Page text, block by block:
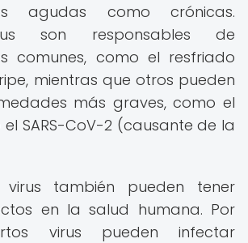
agudas como crónicas.
son responsables de
comunes, como el resfriado
mientras que otros pueden
más graves, como el
el SARS-CoV-2 (causante de la
virus también pueden tener
en la salud humana. Por
virus pueden infectar